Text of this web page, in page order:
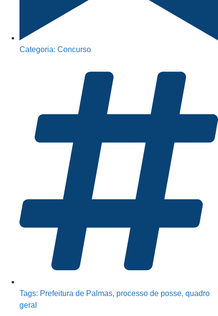
Categoria: Concurso
Tags: Prefeitura de Palmas, processo de posse, quadro
geral